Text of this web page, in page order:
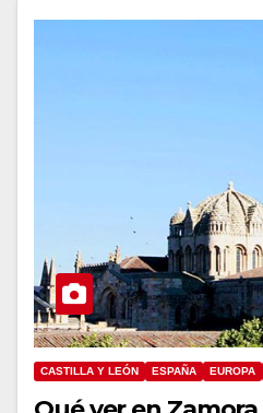
CASTILLA Y LEÓN ESPAÑA EUROPA